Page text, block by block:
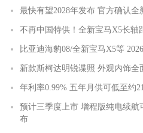
最快有望2028年发布 官方确认
不再中国特供！全新宝马X5长轴
比亚迪海豹08/全新宝马X5等
新款斯柯达明锐谍照 外观内饰全
年利率0.99% 五年月供可低至约
预计三季度上市 增程版纯电续航
布